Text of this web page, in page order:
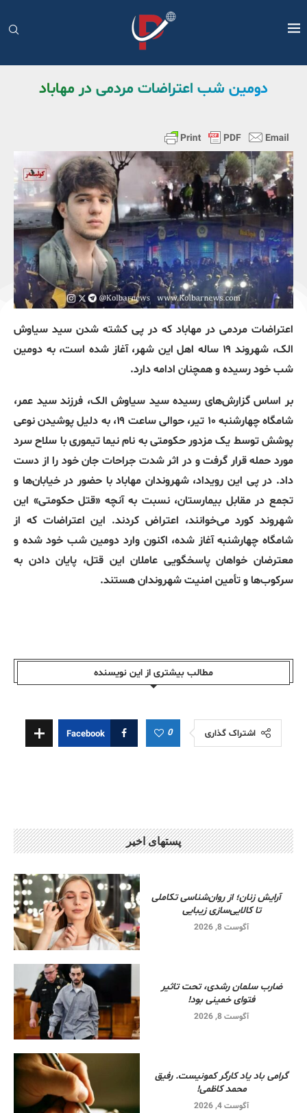
دومین شب اعتراضات مردمی در مهاباد
اعتراضات مردمی در مهاباد که در پی کشته شدن سید سیاوش
الک، شهروند ۱۹ ساله اهل این شهر، آغاز شده است، به دومین
شب خود رسیده و همچنان ادامه دارد.
بر اساس گزارش‌های رسیده سید سیاوش الک، فرزند سید عمر،
شامگاه چهارشنبه ۱۰ تیر، حوالی ساعت ۱۹، به دلیل پوشیدن نوعی
پوشش توسط یک مزدور حکومتی به نام نیما تیموری با سلاح سرد
مورد حمله قرار گرفت و در اثر شدت جراحات جان خود را از دست
داد. در پی این رویداد، شهروندان مهاباد با حضور در خیابان‌ها و
تجمع در مقابل بیمارستان، نسبت به آنچه «قتل حکومتی» این
شهروند کورد می‌خوانند، اعتراض کردند. این اعتراضات که از
شامگاه چهارشنبه آغاز شده، اکنون وارد دومین شب خود شده و
معترضان خواهان پاسخگویی عاملان این قتل، پایان دادن به
سرکوب‌ها و تأمین امنیت شهروندان هستند.
مطالب بیشتری از این نویسندە
اشتراک گذاری 0
Facebook
پستهای اخیر
آرایش زنان؛ از روان‌شناسی تکاملی
تا کالایی‌سازی زیبایی
آگوست 8, 2026
ضارب سلمان رشدی، تحت تاثیر
فتوای خمینی بود!
آگوست 8, 2026
گرامی باد یاد کارگر کمونیست. رفیق
محمد کاظمی!
آگوست 4, 2026